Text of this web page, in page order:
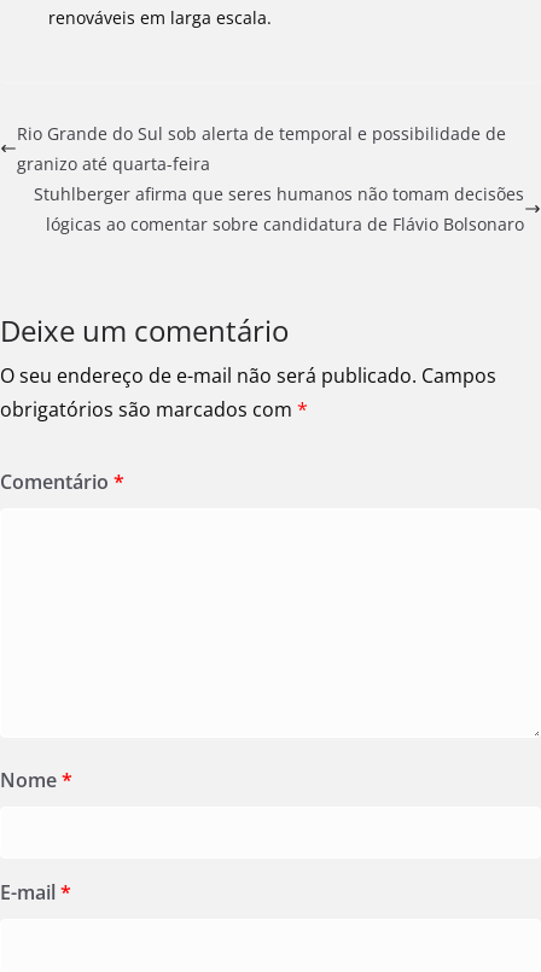
renováveis em larga escala.
Rio Grande do Sul sob alerta de temporal e possibilidade de
granizo até quarta-feira
Stuhlberger afirma que seres humanos não tomam decisões
lógicas ao comentar sobre candidatura de Flávio Bolsonaro
Deixe um comentário
O seu endereço de e-mail não será publicado. Campos
obrigatórios são marcados com *
Comentário *
Nome*
E-mail*